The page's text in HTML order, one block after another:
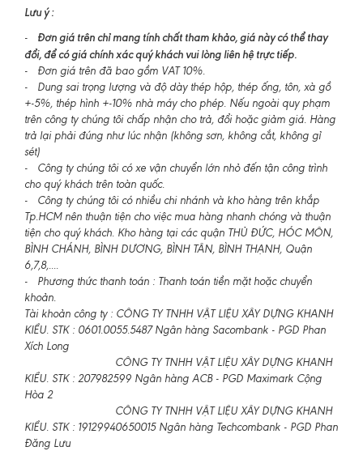
Lưu ý :
- Đơn giá trên chỉ mang tính chất tham khảo, giá này có thể thay
đổi, để có giá chính xác quý khách vui lòng liên hệ trực tiếp.
- Đơn giá trên đã bao gồm VAT 10%.
- Dung sai trọng lượng và độ dày thép hộp, thép ống, tôn, xà gồ
+-5%, thép hình +-10% nhà máy cho phép. Nếu ngoài quy phạm
trên công ty chúng tôi chấp nhận cho trả, đổi hoặc giảm giá. Hàng
trả lại phải đúng như lúc nhận (không sơn, không cắt, không gỉ
sét)
- Công ty chúng tôi có xe vận chuyển lớn nhỏ đến tận công trình
cho quý khách trên toàn quốc.
- Công ty chúng tôi có nhiều chi nhánh và kho hàng trên khắp
Tp.HCM nên thuận tiện cho việc mua hàng nhanh chóng và thuận
tiện cho quý khách. Kho hàng tại các quận THỦ ĐỨC, HÓC MÔN,
BÌNH CHÁNH, BÌNH DƯƠNG, BÌNH TÂN, BÌNH THẠNH, Quận
6,7,8,....
- Phương thức thanh toán : Thanh toán tiền mặt hoặc chuyển
khoản.
Tài khoản công ty : CÔNG TY TNHH VẬT LIỆU XÂY DỰNG KHANH
KIỀU. STK : 0601.0055.5487 Ngân hàng Sacombank - PGD Phan
Xích Long
CÔNG TY TNHH VẬT LIỆU XÂY DỰNG KHANH
KIỀU. STK : 207982599 Ngân hàng ACB - PGD Maximark Cộng
Hòa 2
CÔNG TY TNHH VẬT LIỆU XÂY DỰNG KHANH
KIỀU. STK : 19129940650015 Ngân hàng Techcombank - PGD Phan
Đăng Lưu